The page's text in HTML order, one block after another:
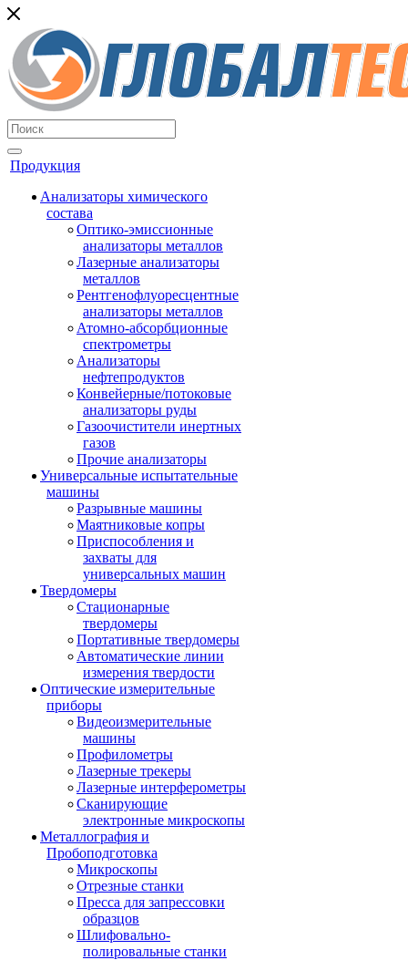
Продукция
Анализаторы химического
состава
Оптико-эмиссионные
анализаторы металлов
Лазерные анализаторы
металлов
Рентгенофлуоресцентные
анализаторы металлов
Атомно-абсорбционные
спектрометры
Анализаторы
нефтепродуктов
Конвейерные/потоковые
анализаторы руды
Газоочистители инертных
газов
Прочие анализаторы
Универсальные испытательные
машины
Разрывные машины
Маятниковые копры
Приспособления и
захваты для
универсальных машин
Твердомеры
Стационарные
твердомеры
Портативные твердомеры
Автоматические линии
измерения твердости
Оптические измерительные
приборы
Видеоизмерительные
машины
Профилометры
Лазерные трекеры
Лазерные интерферометры
Сканирующие
электронные микроскопы
Металлография и
Пробоподготовка
Микроскопы
Отрезные станки
Пресса для запрессовки
образцов
Шлифовально-
полировальные станки